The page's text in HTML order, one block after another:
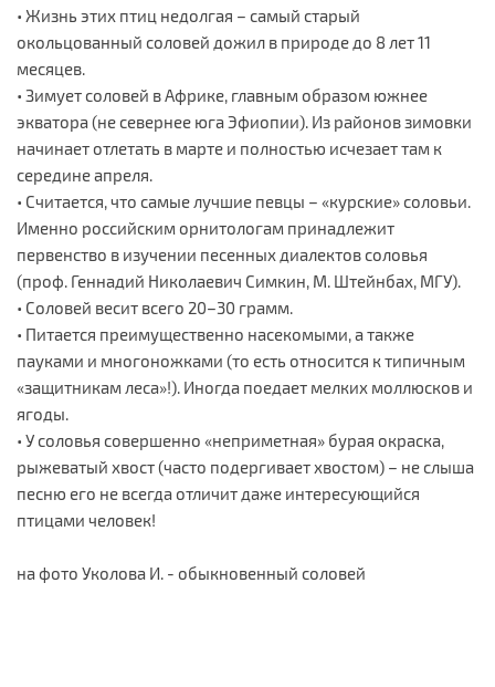
• Жизнь этих птиц недолгая – самый старый
окольцованный соловей дожил в природе до 8 лет 11
месяцев.
• Зимует соловей в Африке, главным образом южнее
экватора (не севернее юга Эфиопии). Из районов зимовки
начинает отлетать в марте и полностью исчезает там к
середине апреля.
• Считается, что самые лучшие певцы – «курские» соловьи.
Именно российским орнитологам принадлежит
первенство в изучении песенных диалектов соловья
(проф. Геннадий Николаевич Симкин, М. Штейнбах, МГУ).
• Соловей весит всего 20–30 грамм.
• Питается преимущественно насекомыми, а также
пауками и многоножками (то есть относится к типичным
«защитникам леса»!). Иногда поедает мелких моллюсков и
ягоды.
• У соловья совершенно «неприметная» бурая окраска,
рыжеватый хвост (часто подергивает хвостом) – не слыша
песню его не всегда отличит даже интересующийся
птицами человек!
на фото Уколова И. - обыкновенный соловей